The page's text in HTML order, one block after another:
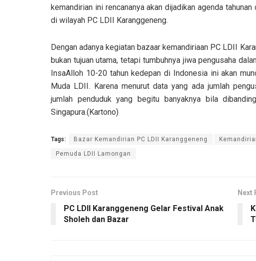
kemandirian ini rencananya akan dijadikan agenda
di wilayah PC LDII Karanggeneng.
Dengan adanya kegiatan bazaar kemandiriaan PC LDII
bukan tujuan utama, tetapi tumbuhnya jiwa pengusaha
InsaAlloh 10-20 tahun kedepan di Indonesia ini akan
Muda LDII. Karena menurut data yang ada jumlah
jumlah penduduk yang begitu banyaknya bila
Singapura.(Kartono)
Tags: Bazar Kemandirian PC LDII Karanggeneng
Pemuda LDII Lamongan
Previous Post
PC LDII Karanggeneng Gelar Festival Anak
Sholeh dan Bazar
Next